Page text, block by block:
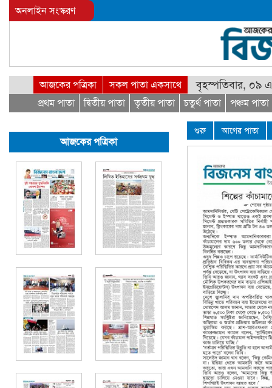
অনলাইন সংস্করণ
আজকের পত্রিকা
প্রথম পাতা
দ্বিতীয় পাতা তৃতীয় পাতা চতুর্থ পাতা পঞ্চম পাতা
সকল পাতা একসাথে বৃহস্পতিবার, ০৯
আজকের পত্রিকা
শুরু আগের পাতা